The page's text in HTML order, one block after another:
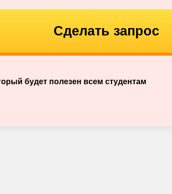
Сделать запрос
будет полезен всем студентам